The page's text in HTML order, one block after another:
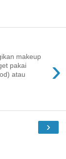
›
makeup
pakai
atau
›